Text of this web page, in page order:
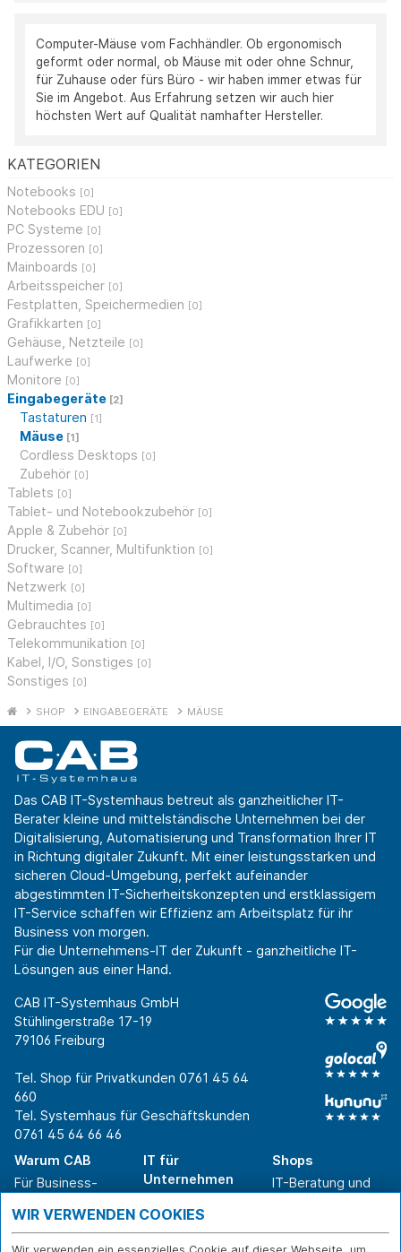
KATEGORIEN
Notebooks [0]
Notebooks EDU [0]
PC Systeme [0]
Prozessoren [0]
Mainboards [0]
Arbeitsspeicher [0]
Festplatten, Speichermedien [0]
Grafikkarten [0]
Gehäuse, Netzteile [0]
Laufwerke [0]
Monitore [0]
Eingabegeräte [2]
Tastaturen [1]
Mäuse [1]
Cordless Desktops [0]
Zubehör [0]
Tablets [0]
Tablet- und Notebookzubehör [0]
Apple & Zubehör [0]
Drucker, Scanner, Multifunktion [0]
Software [0]
Netzwerk [0]
Multimedia [0]
Gebrauchtes [0]
Telekommunikation [0]
Kabel, I/O, Sonstiges [0]
Sonstiges [0]
Computer-Mäuse vom Fachhändler. Ob ergonomisch
geformt oder normal, ob Mäuse mit oder ohne Schnur,
für Zuhause oder fürs Büro - wir haben immer etwas für
Sie im Angebot. Aus Erfahrung setzen wir auch hier
höchsten Wert auf Qualität namhafter Hersteller.
SHOP EINGABEGERÄTE MÄUSE
Das CAB IT-Systemhaus betreut als ganzheitlicher IT-
Berater kleine und mittelständische Unternehmen bei der
Digitalisierung, Automatisierung und Transformation Ihrer IT
in Richtung digitaler Zukunft. Mit einer leistungsstarken und
sicheren Cloud-Umgebung, perfekt aufeinander
abgestimmten IT-Sicherheitskonzepten und erstklassigem
IT-Service schaffen wir Effizienz am Arbeitsplatz für ihr
Business von morgen.
Für die Unternehmens-IT der Zukunft - ganzheitliche IT-
Lösungen aus einer Hand.
CAB IT-Systemhaus GmbH
Stühlingerstraße 17-19
79106 Freiburg
Tel. Shop für Privatkunden 0761 45 64
660
Tel. Systemhaus für Geschäftskunden
0761 45 64 66 46
Warum CAB
Für Business-
Für IT-Leiter
IT für
Unternehmen
IT-Infrastruktur
Shops
IT-Beratung und
WIR VERWENDEN COOKIES